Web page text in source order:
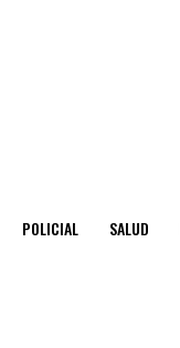
POLICIAL SALUD